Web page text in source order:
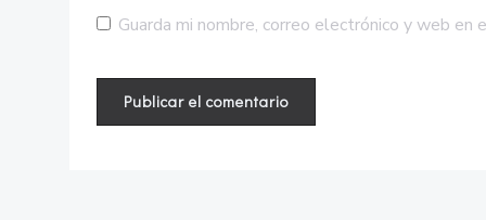
Guarda mi nombre, correo electrónico y web